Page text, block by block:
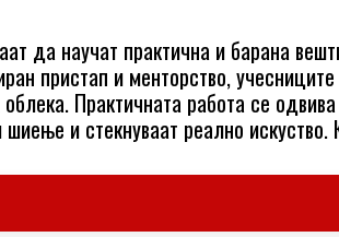
да научат практична и барана
пристап и менторство,
Практичната работа се
и стекнуваат реално